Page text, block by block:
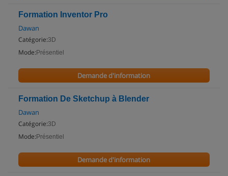
Formation Inventor Pro
Dawan
Catégorie:3D
Mode: Présentiel
Demande d'information
Formation De Sketchup à Blender
Dawan
Catégorie:3D
Mode: Présentiel
Demande d'information